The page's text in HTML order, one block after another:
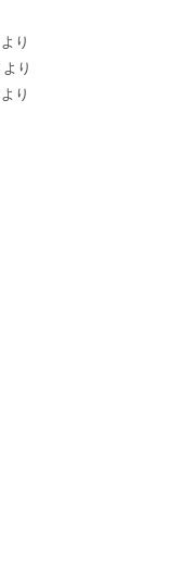
より
より
より